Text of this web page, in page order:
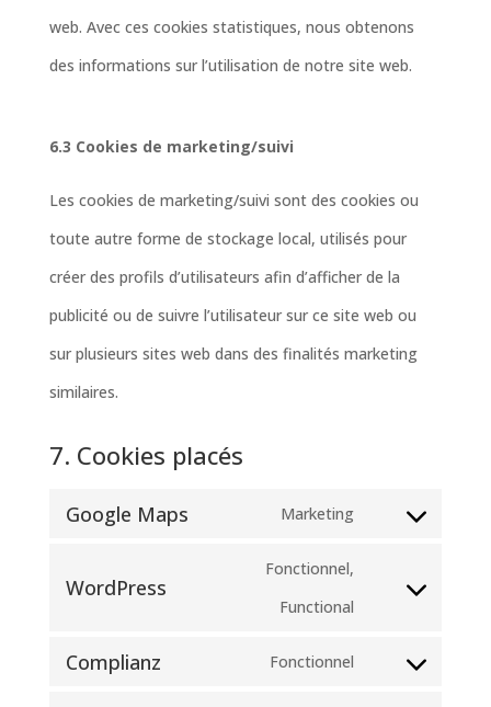
web. Avec ces cookies statistiques, nous obtenons
des informations sur l’utilisation de notre site web.
6.3 Cookies de marketing/suivi
Les cookies de marketing/suivi sont des cookies ou
toute autre forme de stockage local, utilisés pour
créer des profils d’utilisateurs afin d’afficher de la
publicité ou de suivre l’utilisateur sur ce site web ou
sur plusieurs sites web dans des finalités marketing
similaires.
7. Cookies placés
Google Maps
Marketing
WordPress
Fonctionnel,
Functional
Complianz
Fonctionnel